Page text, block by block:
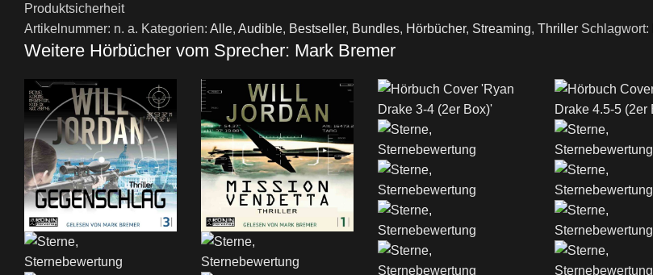
Produktsicherheit
Artikelnummer: n. a. Kategorien: Alle, Audible, Bestseller, Bundles, Hörbücher, Streaming, Thriller Schlagwort:
Weitere Hörbücher vom Sprecher: Mark Bremer